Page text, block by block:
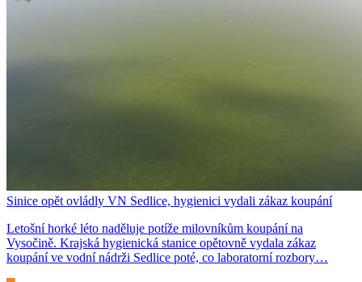
Sinice opět ovládly VN Sedlice, hygienici vydali zákaz koupání
Letošní horké léto naděluje potíže milovníkům koupání na
Vysočině. Krajská hygienická stanice opětovně vydala zákaz
koupání ve vodní nádrži Sedlice poté, co laboratorní rozbory…